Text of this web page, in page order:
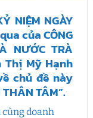
NIỆM NGÀY
của CÔNG
NƯỚC TRÀ
Thị Mỹ Hạnh
chủ đề này
TÂM”.
cùng doanh